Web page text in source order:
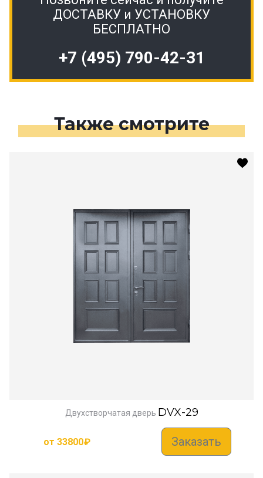
ДОСТАВКУ и УСТАНОВКУ
БЕСПЛАТНО
+7 (495) 790-42-31
Также смотрите
Двухстворчатая дверь DVX-29
от 33800₽ Заказать